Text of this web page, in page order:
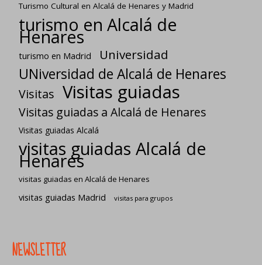
Turismo Cultural en Alcalá de Henares y Madrid
turismo en Alcalá de
Henares
turismo en Madrid Universidad
UNiversidad de Alcalá de Henares
Visitas Visitas guiadas
Visitas guiadas a Alcalá de Henares
Visitas guiadas Alcalá
visitas guiadas Alcalá de
Henares
visitas guiadas en Alcalá de Henares
visitas guiadas Madrid visitas para grupos
NEWSLETTER